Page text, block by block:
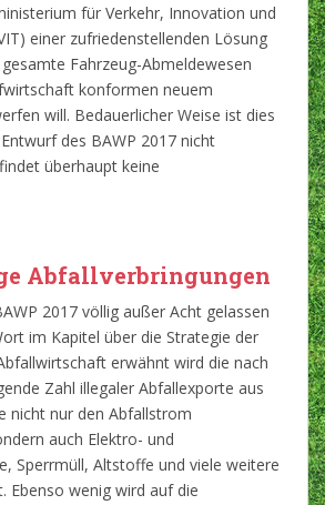
für Verkehr, Innovation und
einer zufriedenstellenden Lösung
Fahrzeug-Abmeldewesen
konformen neuem
will. Bedauerlicher Weise ist dies
des BAWP 2017 nicht
überhaupt keine
Abfallverbringungen
2017 völlig außer Acht gelassen
im Kapitel über die Strategie der
erwähnt wird die nach
Zahl illegaler Abfallexporte aus
nicht nur den Abfallstrom
auch Elektro- und
Sperrmüll, Altstoffe und viele weitere
Ebenso wenig wird auf die